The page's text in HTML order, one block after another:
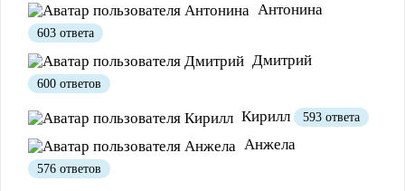
Полезно
Антонина
603 ответа
Дмитрий
600 ответов
Кирилл 593 ответа
Анжела
576 ответов